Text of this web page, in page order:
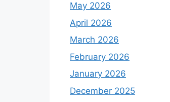
May 2026
April 2026
March 2026
February 2026
January 2026
December 2025